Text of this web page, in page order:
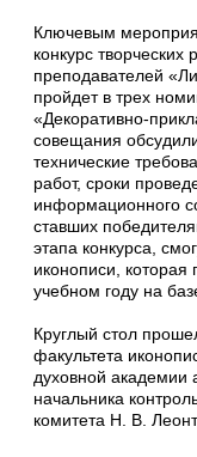
Ключевым
конкурс творческих
преподавателей
пройдет в трех
«Декоративно-
совещания
технические
работ, сроки
информационного
ставших
этапа конкурса,
иконописи,
учебном году на
Круглый стол
факультета
духовной академии
начальника
комитета Н. В.